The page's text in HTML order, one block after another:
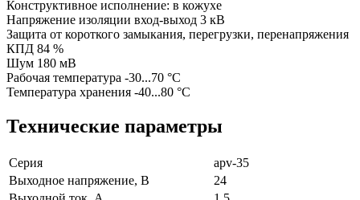
Конструктивное исполнение: в кожухе
Напряжение изоляции вход-выход 3 кВ
Защита от короткого замыкания, перегрузки, перенапряжения
КПД 84 %
Шум 180 мВ
Рабочая температура -30...70 °C
Температура хранения -40...80 °C
Технические параметры
Серия
apv-35
Выходное напряжение, В
24